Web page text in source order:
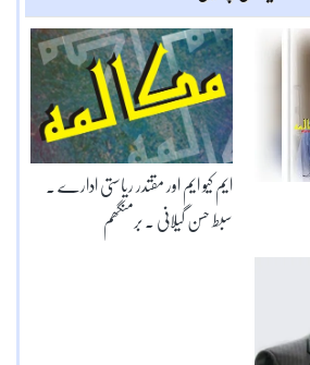
ایم کیو ایم اور مقتدر ریاستی ادارے ۔
سبط حسن گیلانی ۔ برمنگھم